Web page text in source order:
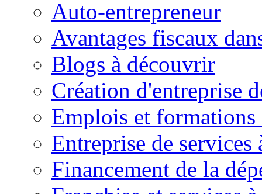
Auto-entrepreneur
Avantages fiscaux
Blogs à découvrir
Création d'entreprise
Emplois et formations
Entreprise de services
Financement de la